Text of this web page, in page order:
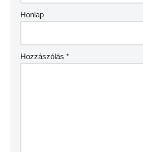
Honlap
Hozzászólás *